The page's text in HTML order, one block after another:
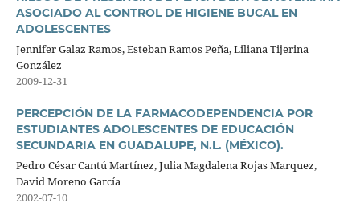
ASOCIADO AL CONTROL DE HIGIENE BUCAL EN
ADOLESCENTES
Jennifer Galaz Ramos, Esteban Ramos Peña, Liliana Tijerina
González
2009-12-31
PERCEPCIÓN DE LA FARMACODEPENDENCIA POR
ESTUDIANTES ADOLESCENTES DE EDUCACIÓN
SECUNDARIA EN GUADALUPE, N.L. (MÉXICO).
Pedro César Cantú Martínez, Julia Magdalena Rojas Marquez,
David Moreno García
2002-07-10